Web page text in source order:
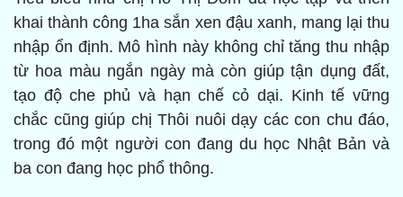
khai thành công 1ha sắn xen đậu xanh, mang lại thu
nhập ổn định. Mô hình này không chỉ tăng thu nhập
từ hoa màu ngắn ngày mà còn giúp tận dụng đất,
tạo độ che phủ và hạn chế cỏ dại. Kinh tế vững
chắc cũng giúp chị Thôi nuôi dạy các con chu đáo,
trong đó một người con đang du học Nhật Bản và
ba con đang học phổ thông.